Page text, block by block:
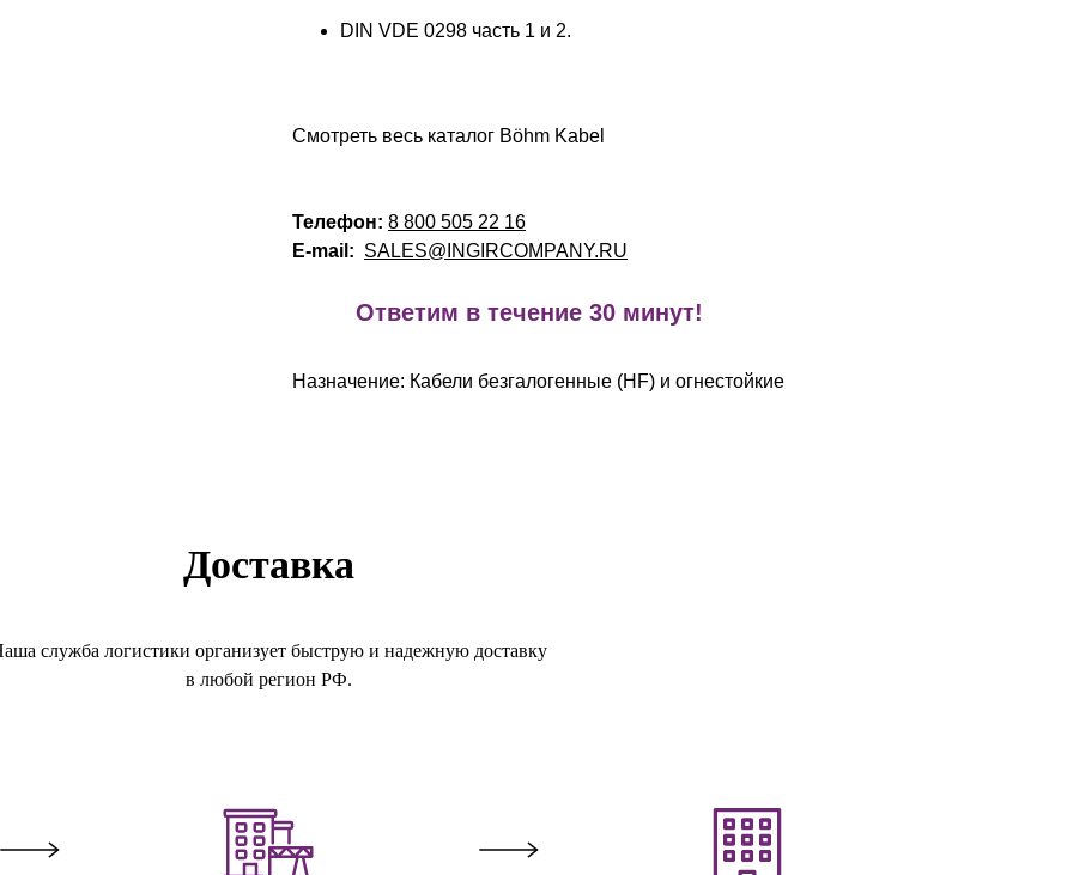
DIN VDE 0298 часть 1 и 2.
Смотреть весь каталог Böhm Kabel
Телефон: 8 800 505 22 16
E-mail: SALES@INGIRCOMPANY.RU
Ответим в течение 30 минут!
Назначение: Кабели безгалогенные (HF) и огнестойкие
Доставка
служба логистики организует быструю и надежную доставку
в любой регион РФ.